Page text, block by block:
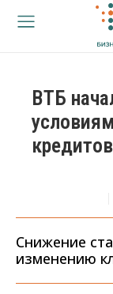
ВТБ
Снижение
изменению